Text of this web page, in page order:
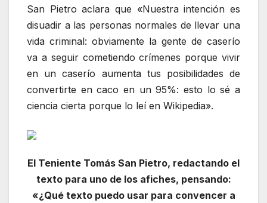
San Pietro aclara que «Nuestra intención es
disuadir a las personas normales de llevar una
vida criminal: obviamente la gente de caserío
va a seguir cometiendo crímenes porque vivir
en un caserío aumenta tus posibilidades de
convertirte en caco en un 95%: esto lo sé a
ciencia cierta porque lo leí en Wikipedia».
El Teniente Tomás San Pietro, redactando el
texto para uno de los afiches, pensando:
«¿Qué texto puedo usar para convencer a